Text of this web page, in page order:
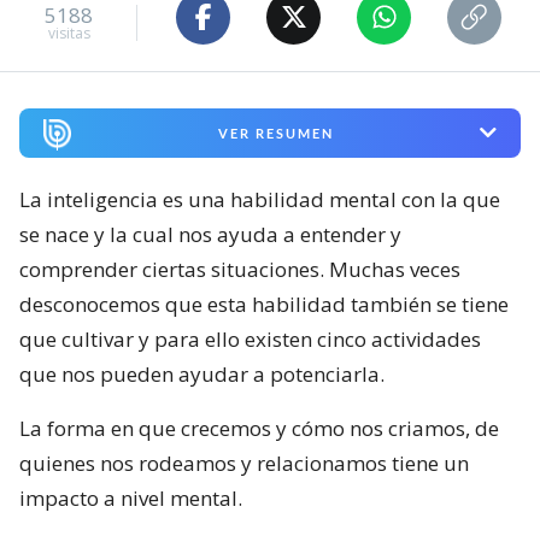
5188
visitas
VER RESUMEN
La inteligencia es una habilidad mental con la que
se nace y la cual nos ayuda a entender y
comprender ciertas situaciones. Muchas veces
desconocemos que esta habilidad también se tiene
que cultivar y para ello existen cinco actividades
que nos pueden ayudar a potenciarla.
La forma en que crecemos y cómo nos criamos, de
quienes nos rodeamos y relacionamos tiene un
impacto a nivel mental.